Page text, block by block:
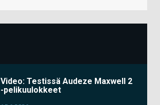
Video: Testissä Audeze Maxwell 2
-pelikuulokkeet